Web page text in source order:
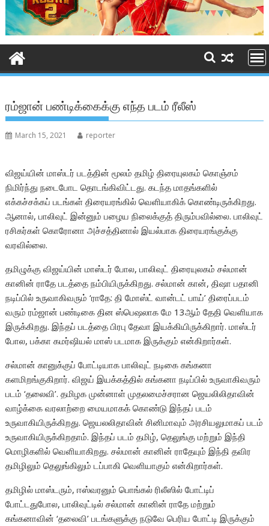
ரம்ஜான் பண்டிக்கைக்கு எந்த படம் ரீலீஸ்
March 15, 2021 reporter
விஜய்யின் மாஸ்டர் படத்தின் மூலம் தமிழ் திரையுலகம் கொஞ்சம்
நிமிர்ந்து நடைபோட தொடங்கிவிட்டது. கடந்த மாதங்களில்
எக்கச்சக்கப் படங்கள் திரையரங்கில் வெளியாகிக் கொண்டிருக்கிறது.
ஆனால், பாலிவுட் இன்னும் பழைய நிலைக்குத் திரும்பவில்லை. பாலிவுட்
ரசிகர்கள் கொரோனா அச்சத்தினால் இயல்பாக திரையரங்குக்கு
வரவில்லை.
தமிழுக்கு விஜய்யின் மாஸ்டர் போல, பாலிவுட் திரையுலகம் சல்மான்
கானின் ராதே படத்தை நம்பியிருக்கிறது. சல்மான் கான், திஷா பதானி
நடிப்பில் உருவாகிவரும் ‘ராதே: தி மோஸ்ட் வான்டட் பாய்’ திரைப்படம்
வரும் ரம்ஜான் பண்டிகை தின ஸ்பெஷலாக மே 13ஆம் தேதி வெளியாக
இருக்கிறது. இந்தப் படத்தை பிரபு தேவா இயக்கியிருக்கிறார். மாஸ்டர்
போல, பக்கா கமர்ஷியல் மாஸ் படமாக இருக்கும் என்கிறார்கள்.
சல்மான் கானுக்குப் போட்டியாக பாலிவுட் நடிகை கங்கனா
களமிறங்குகிறார். விஜய் இயக்கத்தில் கங்கனா நடிப்பில் உருவாகிவரும்
படம் ‘தலைவி’. தமிழக முன்னாள் முதலமைச்சரான ஜெயலிலிதாவின்
வாழ்க்கை வரலாற்றை மையமாகக் கொண்டு இந்தப் படம்
உருவாகியிருக்கிறது. ஜெயலலிதாவின் சினிமாவும் அரசியலுமாகப் படம்
உருவாகியிருக்கிறதாம். இந்தப் படம் தமிழ், தெலுங்கு மற்றும் இந்தி
மொழிகளில் வெளியாகிறது. சல்மான் கானின் ராதேயும் இந்தி தவிர
தமிழிலும் தெலுங்கிலும் டப்பாகி வெளியாகும் என்கிறார்கள்.
தமிழில் மாஸ்டரும், ஈஸ்வரனும் பொங்கல் ரிலீஸில் போட்டிப்
போட்டதுபோல, பாலிவுட்டில் சல்மான் கானின் ராதே மற்றும்
கங்கனாவின் ‘தலைவி’ படங்களுக்கு நடுவே பெரிய போட்டி இருக்கும்